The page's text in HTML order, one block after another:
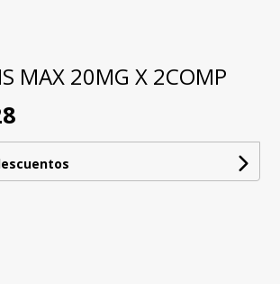
MAX 20MG X 2COMP